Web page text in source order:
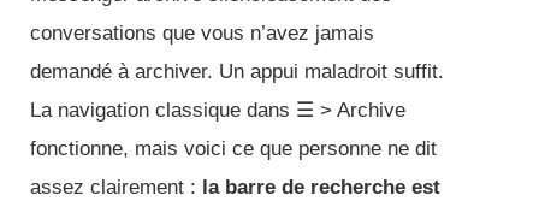
conversations que vous n’avez jamais
demandé à archiver. Un appui maladroit suffit.
La navigation classique dans ☰ > Archive
fonctionne, mais voici ce que personne ne dit
assez clairement : la barre de recherche est